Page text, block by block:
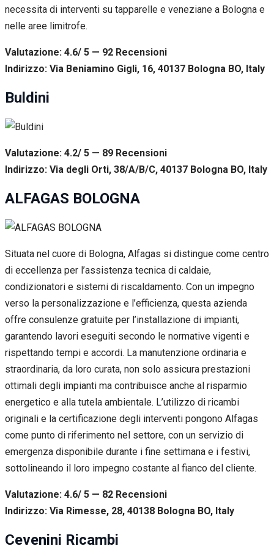
necessita di interventi su tapparelle e veneziane a Bologna e
nelle aree limitrofe.
Valutazione: 4.6/ 5 — 92 Recensioni
Indirizzo: Via Beniamino Gigli, 16, 40137 Bologna BO, Italy
Buldini
Valutazione: 4.2/ 5 — 89 Recensioni
Indirizzo: Via degli Orti, 38/A/B/C, 40137 Bologna BO, Italy
ALFAGAS BOLOGNA
Situata nel cuore di Bologna, Alfagas si distingue come centro
di eccellenza per l’assistenza tecnica di caldaie,
condizionatori e sistemi di riscaldamento. Con un impegno
verso la personalizzazione e l’efficienza, questa azienda
offre consulenze gratuite per l’installazione di impianti,
garantendo lavori eseguiti secondo le normative vigenti e
rispettando tempi e accordi. La manutenzione ordinaria e
straordinaria, da loro curata, non solo assicura prestazioni
ottimali degli impianti ma contribuisce anche al risparmio
energetico e alla tutela ambientale. L’utilizzo di ricambi
originali e la certificazione degli interventi pongono Alfagas
come punto di riferimento nel settore, con un servizio di
emergenza disponibile durante i fine settimana e i festivi,
sottolineando il loro impegno costante al fianco del cliente.
Valutazione: 4.6/ 5 — 82 Recensioni
Indirizzo: Via Rimesse, 28, 40138 Bologna BO, Italy
Cevenini Ricambi